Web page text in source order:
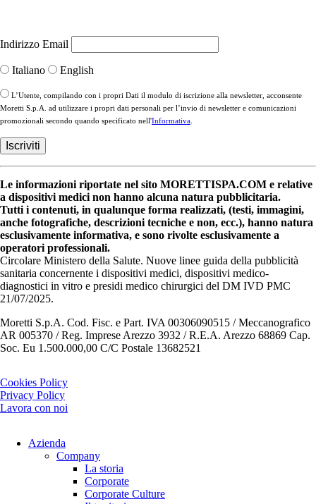
Indirizzo Email
Italiano English
L’Utente, compilando con i propri Dati il modulo di iscrizione alla newsletter, acconsente
Moretti S.p.A. ad utilizzare i propri dati personali per l’invio di newsletter e comunicazioni
promozionali secondo quando specificato nell'Informativa
Le informazioni riportate nel sito MORETTISPA.COM e relative
a dispositivi medici non hanno alcuna natura pubblicitaria.
Tutti i contenuti, in qualunque forma realizzati, (testi, immagini,
anche fotografiche, descrizioni tecniche e non, ecc.), hanno natura
esclusivamente informativa, e sono rivolte esclusivamente a
operatori professionali.
Circolare Ministero della Salute. Nuove linee guida della pubblicità
sanitaria concernente i dispositivi medici, dispositivi medico-
diagnostici in vitro e presidi medico chirurgici del DM IVD PMC
21/07/2025.
Moretti S.p.A. Cod. Fisc. e Part. IVA 00306090515 / Meccanografico
AR 005370 / Reg. Imprese Arezzo 3932 / R.E.A. Arezzo 68869 Cap.
Soc. Eu 1.500.000,00 C/C Postale 13682521
Cookies Policy
Privacy Policy
Lavora con noi
Azienda
Company
La storia
Corporate
Corporate Culture